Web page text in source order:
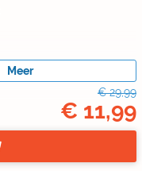
Meer
€ 29,99
€ 11,99